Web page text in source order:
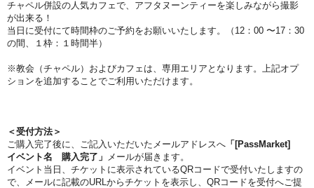
チャペル併設の人気カフェで、アフタヌーンティーを楽しみながら撮影
が出来る！
当日に受付にて時間枠のご予約をお願いいたします。（12：00 〜17：30
の間、１枠：１時間半）
※教会（チャペル）およびカフェは、専用エリアとなります。上記オプ
ションを追加することでご利用いただけます。
＜受付方法＞
ご購入完了後に、ご記入いただいたメールアドレスへ 「[PassMarket]
イベント名 購入完了」 メールが届きます。
イベント当日、チケットに表示されているQRコードで受付いたしますの
で、メールに記載のURLからチケットを表示し、QRコードを受付へご提